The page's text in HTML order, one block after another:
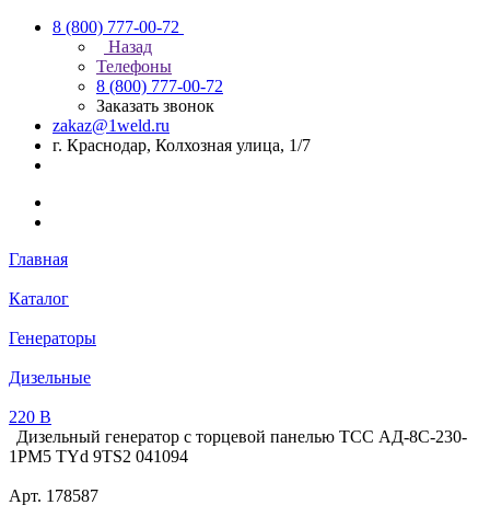
8 (800) 777-00-72
Назад
Телефоны
8 (800) 777-00-72
Заказать звонок
zakaz@1weld.ru
г. Краснодар, Колхозная улица, 1/7
Главная
Каталог
Генераторы
Дизельные
220 В
Дизельный генератор с торцевой панелью ТСС АД-8С-230-
1РМ5 TYd 9TS2 041094
Арт. 178587